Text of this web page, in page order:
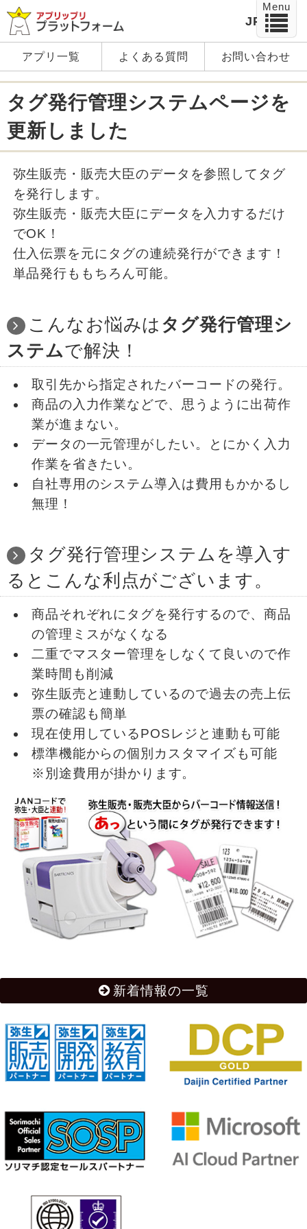
JP EN
アプリ一覧 よくある質問 お問い合わせ
タグ発行管理システムページを
更新しました
弥生販売・販売大臣のデータを参照してタグ
を発行します。
弥生販売・販売大臣にデータを入力するだけ
でOK！
仕入伝票を元にタグの連続発行ができます！
単品発行ももちろん可能。
こんなお悩みは タグ発行管理シ
ステムで解決！
取引先から指定されたバーコードの発行。
商品の入力作業などで、思うように出荷作
業が進まない。
データの一元管理がしたい。とにかく入力
作業を省きたい。
自社専用のシステム導入は費用もかかるし
無理！
タグ発行管理システムを導入す
るとこんな利点がございます。
商品それぞれにタグを発行するので、商品
の管理ミスがなくなる
二重でマスター管理をしなくて良いので作
業時間も削減
弥生販売と連動しているので過去の売上伝
票の確認も簡単
現在使用しているPOSレジと連動も可能
標準機能からの個別カスタマイズも可能
※別途費用が掛かります。
新着情報の一覧
Menu